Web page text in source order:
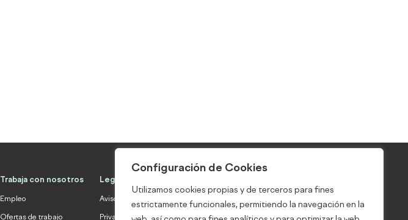
Configuración de Cookies
Utilizamos cookies propias y de terceros para fines
estrictamente funcionales, permitiendo la navegación en la
Trabaja con nosotros
Empleo
Ofertas de trabajo
Legal
Aviso Legal
Privacidad